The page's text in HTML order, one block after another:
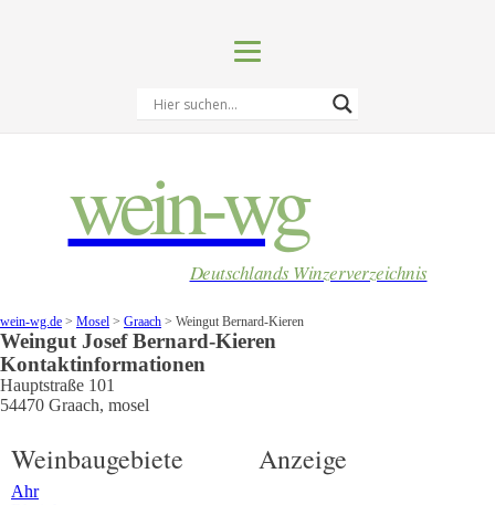
wein-wg
Deutschlands Winzerverzeichnis
wein-wg.de > Mosel > Graach > Weingut Bernard-Kieren
Weingut Josef Bernard-Kieren
Kontaktinformationen
Hauptstraße 101
54470 Graach, mosel
Weinbaugebiete
Ahr
Anzeige